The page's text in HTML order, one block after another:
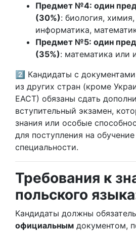
Предмет №4: один
(30%): биология,
информатика,
Предмет №5: один
(35%): математика или
2️⃣ Кандидаты с
из других стран (кроме
ЕАСТ) обязаны сдать
вступительный экзамен,
знания или особые
для поступления на
специальности.
Требования к
польского
Кандидаты должны
официальным документом,